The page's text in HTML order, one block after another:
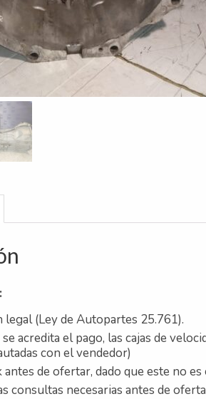
legal (Ley de Autopartes 25.761).
acredita el pago, las cajas de
con el vendedor)
de ofertar, dado que este no es
consultas necesarias antes de